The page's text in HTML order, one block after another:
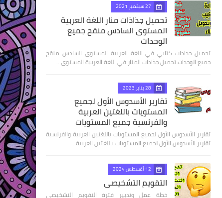
27 سبتمبر 2021
تحميل جذاذات منار اللغة العربية
المستوى السادس منقح جميع
الوحدات
تحميل جذاذات كتابي في اللغة العربية المستوى السادس منقح
جميع الوحدات تحميل جذاذات المنار في اللغة العربية المستوى…
28 يناير 2023
تقارير الأسدوس الأول لجميع
المستويات باللغتين العربية
والفرنسية جميع المستويات
تقارير الأسدوس الأول لجميع المستويات باللغتين العربية والفرنسية
تقارير الأسدوس الأول لجميع المستويات باللغتين العربية…
12 أغسطس 2024
التقويم التشخيصي
خطة عمل وتدبير فترة التقويم التشخيصي